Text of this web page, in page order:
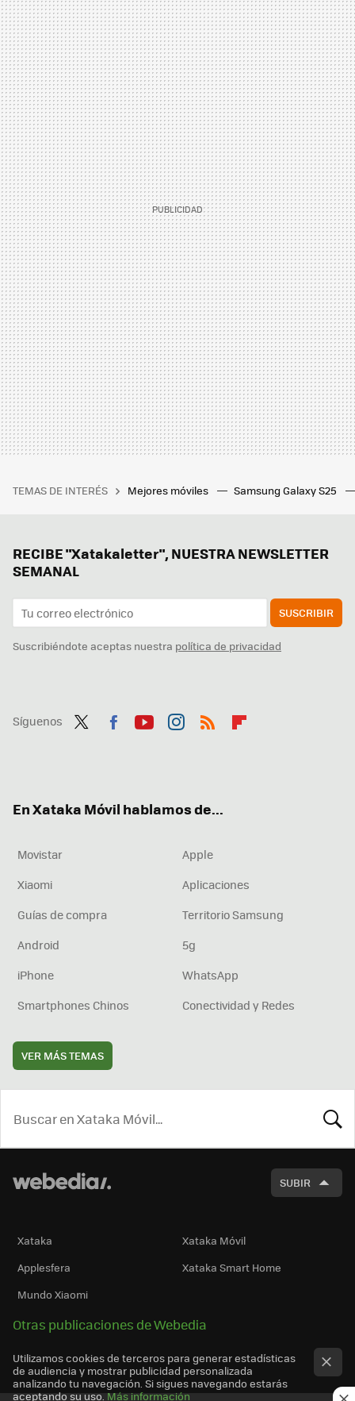
TEMAS DE INTERÉS Mejores móviles Samsung Galaxy S25
RECIBE "Xatakaletter", NUESTRA NEWSLETTER
SEMANAL
SUSCRIBIR
Suscribiéndote aceptas nuestra política de privacidad
Síguenos
En Xataka Móvil hablamos de...
Movistar
Apple
Xiaomi
Aplicaciones
Guías de compra
Territorio Samsung
Android
5g
iPhone
WhatsApp
Smartphones Chinos
Conectividad y Redes
VER MÁS TEMAS
SUBIR
Xataka
Xataka Móvil
Applesfera
Xataka Smart Home
Mundo Xiaomi
Otras publicaciones de Webedia
Utilizamos cookies de terceros para generar estadísticas
de audiencia y mostrar publicidad personalizada
analizando tu navegación. Si sigues navegando estarás
aceptando su uso. Más información